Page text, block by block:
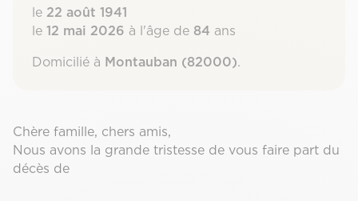
le 22 août 1941
le 12 mai 2026 à l'âge de 84 ans
Domicilié à Montauban (82000).
Chère famille, chers amis,
Nous avons la grande tristesse de vous faire part du
décès de